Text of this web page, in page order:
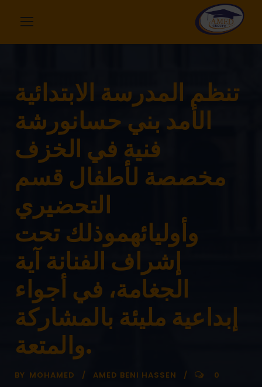
تنظم المدرسة الابتدائية
الأمد بني حسانورشة
فنية في الخزف
مخصصة لأطفال قسم
التحضيري
وأوليائهموذلك تحت
إشراف الفنانة آية
الجغامة، في أجواء
إبداعية مليئة بالمشاركة
والمتعة.
BY MOHAMED AMED BENI HASSEN 0